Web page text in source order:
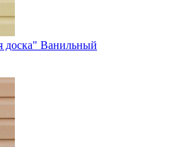
доска" Ванильный